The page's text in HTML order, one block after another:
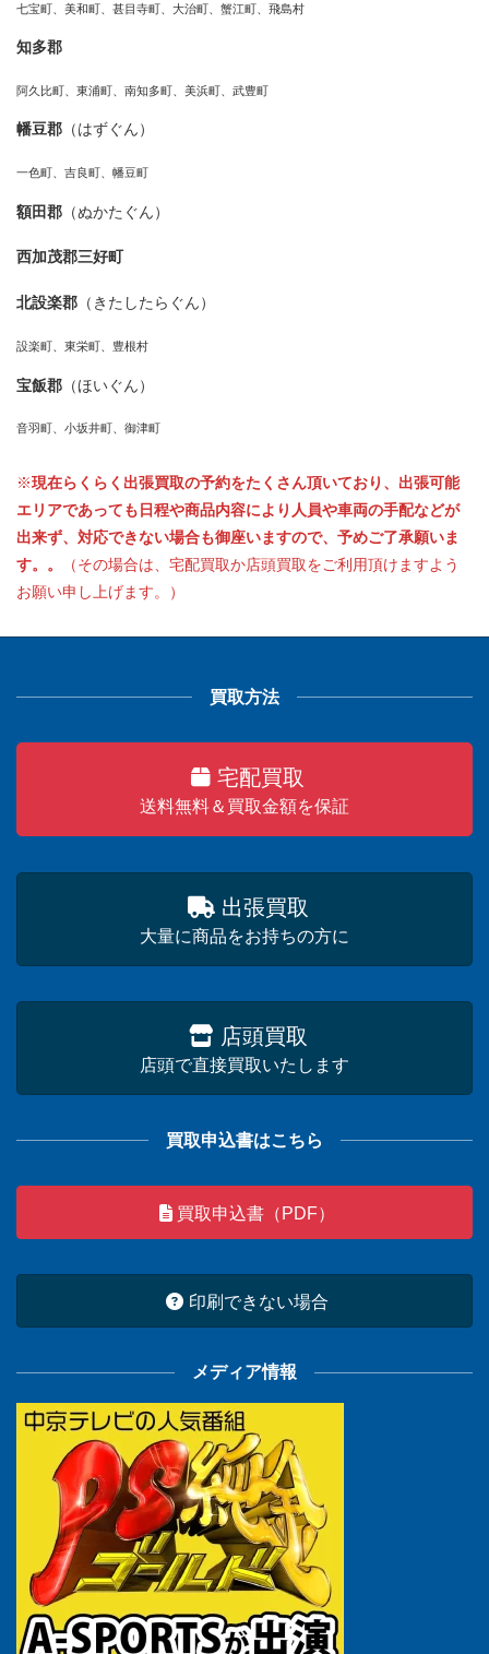
七宝町、美和町、甚目寺町、大治町、蟹江町、飛島村
知多郡
阿久比町、東浦町、南知多町、美浜町、武豊町
幡豆郡 （はずぐん）
一色町、吉良町、幡豆町
額田郡 （ぬかたぐん）
西加茂郡三好町
北設楽郡 （きたしたらぐん）
設楽町、東栄町、豊根村
宝飯郡 （ほいぐん）
音羽町、小坂井町、御津町
※現在らくらく出張買取の予約をたくさん頂いており、出張可能
エリアであっても日程や商品内容により人員や車両の手配などが
出来ず、対応できない場合も御座いますので、予めご了承願いま
す。。
（その場合は、宅配買取か店頭買取をご利用頂けますよう
お願い申し上げます。）
買取方法
宅配買取
送料無料＆買取金額を保証
出張買取
大量に商品をお持ちの方に
店頭買取
店頭で直接買取いたします
買取申込書はこちら
買取申込書（PDF）
印刷できない場合
メディア情報